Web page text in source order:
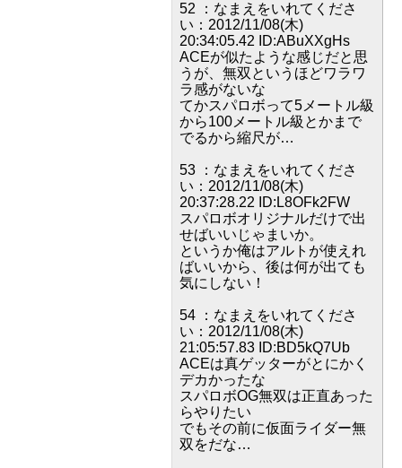
52 ：なまえをいれてくださ
い：2012/11/08(木)
20:34:05.42 ID:ABuXXgHs
ACEが似たような感じだと思
うが、無双というほどワラワ
ラ感がないな
てかスパロボって5メートル級
から100メートル級とかまで
でるから縮尺が…
53 ：なまえをいれてくださ
い：2012/11/08(木)
20:37:28.22 ID:L8OFk2FW
スパロボオリジナルだけで出
せばいいじゃまいか。
というか俺はアルトが使えれ
ばいいから、後は何が出ても
気にしない！
54 ：なまえをいれてくださ
い：2012/11/08(木)
21:05:57.83 ID:BD5kQ7Ub
ACEは真ゲッターがとにかく
デカかったな
スパロボOG無双は正直あった
らやりたい
でもその前に仮面ライダー無
双をだな…